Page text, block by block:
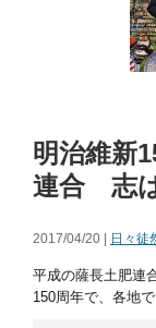
明治維新
連合 志
2017/04/20 | 日々徒
平成の薩長土肥連
150周年で、各地